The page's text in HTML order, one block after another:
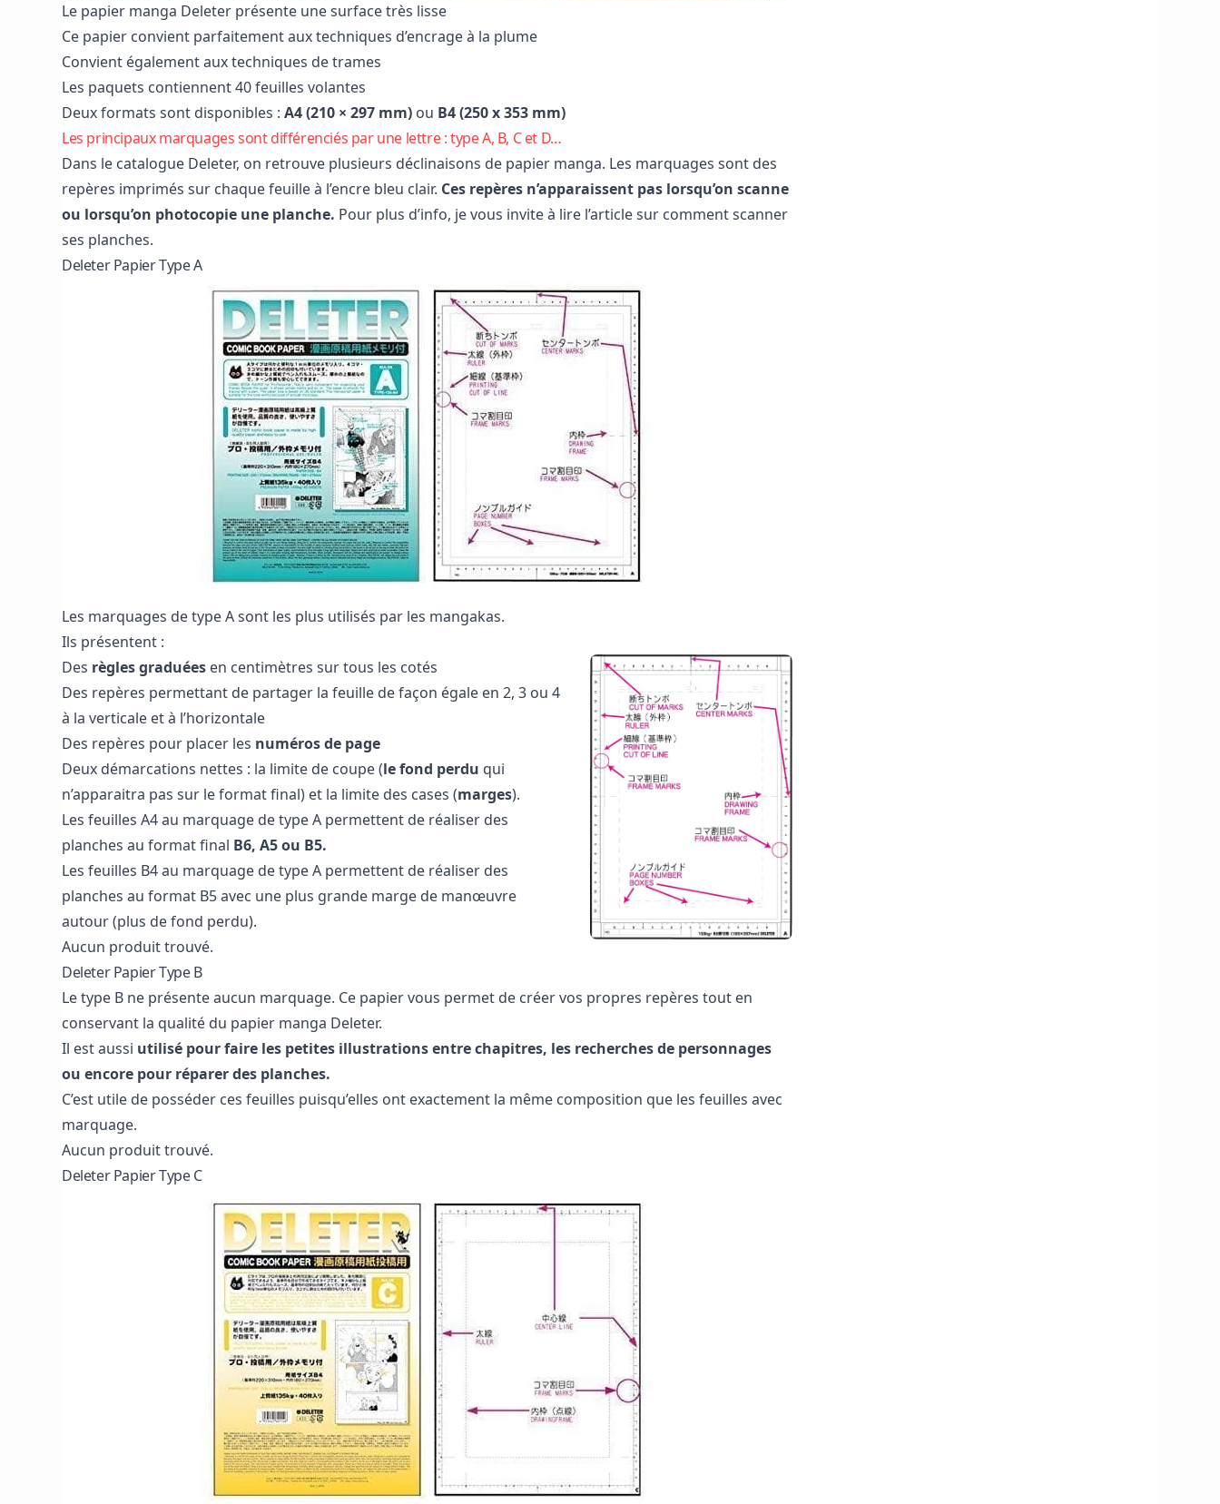
Le papier manga Deleter présente une surface très lisse
Ce papier convient parfaitement aux techniques d’encrage à la plume
Convient également aux techniques de trames
Les paquets contiennent 40 feuilles volantes
Deux formats sont disponibles : A4 (210 × 297 mm) ou B4 (250 x 353 mm)
Les principaux marquages sont différenciés par une lettre : type A, B, C et D…
Dans le catalogue Deleter, on retrouve plusieurs déclinaisons de papier manga. Les marquages sont des
repères imprimés sur chaque feuille à l’encre bleu clair. Ces repères n’apparaissent pas lorsqu’on scanne
ou lorsqu’on photocopie une planche. Pour plus d’info, je vous invite à lire l’article sur comment scanner
ses planches.
Deleter Papier Type A
Les marquages de type A sont les plus utilisés par les mangakas.
Ils présentent :
Des règles graduées en centimètres sur tous les cotés
Des repères permettant de partager la feuille de façon égale en 2, 3 ou 4
à la verticale et à l’horizontale
Des repères pour placer les numéros de page
Deux démarcations nettes : la limite de coupe (le fond perdu qui
n’apparaitra pas sur le format final) et la limite des cases (marges).
Les feuilles A4 au marquage de type A permettent de réaliser des
planches au format final B6, A5 ou B5.
Les feuilles B4 au marquage de type A permettent de réaliser des
planches au format B5 avec une plus grande marge de manœuvre
autour (plus de fond perdu).
Aucun produit trouvé.
Deleter Papier Type B
Le type B ne présente aucun marquage. Ce papier vous permet de créer vos propres repères tout en
conservant la qualité du papier manga Deleter.
Il est aussi utilisé pour faire les petites illustrations entre chapitres, les recherches de personnages
ou encore pour réparer des planches.
C’est utile de posséder ces feuilles puisqu’elles ont exactement la même composition que les feuilles avec
marquage.
Aucun produit trouvé.
Deleter Papier Type C